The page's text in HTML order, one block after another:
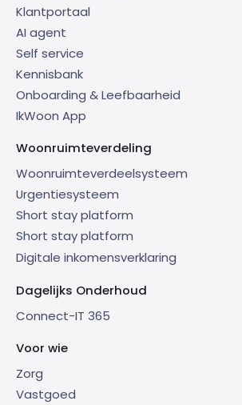
Klantportaal
AI agent
Self service
Kennisbank
Onboarding & Leefbaarheid
IkWoon App
Woonruimteverdeling
Woonruimteverdeelsysteem
Urgentiesysteem
Short stay platform
Short stay platform
Digitale inkomensverklaring
Dagelijks Onderhoud
Connect-IT 365
Voor wie
Zorg
Vastgoed